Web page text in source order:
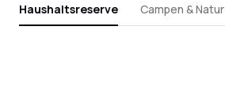
Haushaltsreserve Campen & Natur